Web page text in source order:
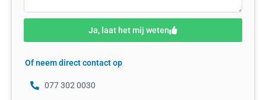
Ja, laat het mij weten
Of neem direct contact op
077 302 0030